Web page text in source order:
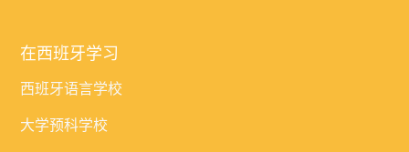
在西班牙学习
西班牙语言学校
大学预科学校